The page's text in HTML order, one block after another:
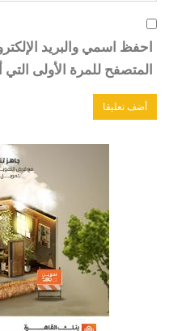
احفظ اسمي والبريد
المتصفح للمرة الأولى التي